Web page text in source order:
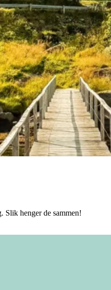
Slik henger de sammen!